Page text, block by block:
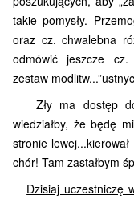
takie pomysły.
oraz cz. chwalebna
odmówić jeszcze cz.
zestaw
Zły ma dostęp do
wiedziałby, że będę
stronie
chór! Tam zastałbym
Dzisiaj uczestniczę